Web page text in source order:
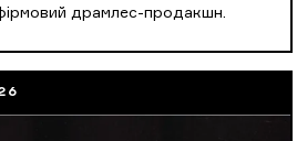
фірмовий драмлес-продакшн.